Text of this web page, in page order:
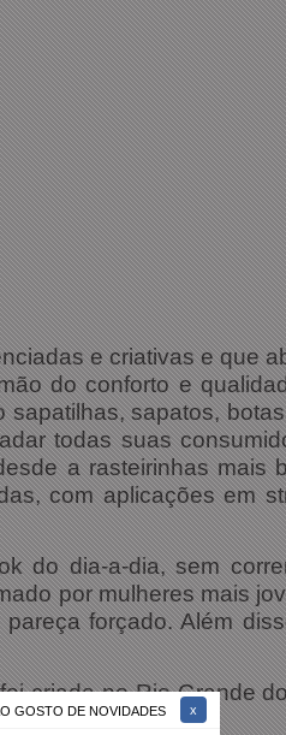
GOSTO DE NOVIDADES
e criativas e que
do conforto e
sapatilhas, sapatos,
todas suas
a rasteirinhas mais
com aplicações em
do dia-a-dia, sem
por mulheres mais
forçado. Além
criada no Rio Grande